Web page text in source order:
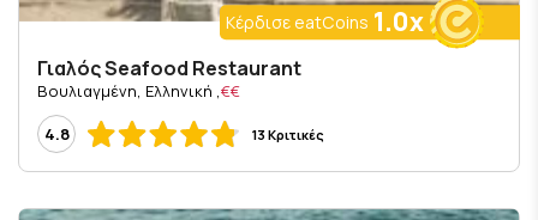
Κέρδισε eatCoins 1.0x
Γιαλός Seafood Restaurant
€€
, Βουλιαγμένη, Ελληνική
4.8
13 Κριτικές